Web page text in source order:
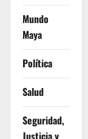
Mundo
Maya
Política
Salud
Seguridad,
Justicia y